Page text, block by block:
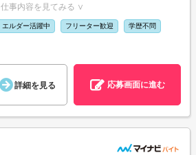
仕事内容を見てみる ∨
エルダー活躍中 フリーター歓迎 学歴不問
詳細を見る 応募画面に進む